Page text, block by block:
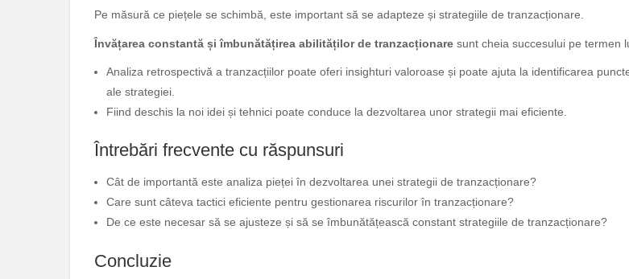
Pe măsură ce piețele se schimbă, este important să se adapteze și strategiile de tranzacționare.
Învățarea constantă și îmbunătățirea abilităților de tranzacționare sunt cheia succesului pe termen
Analiza retrospectivă a tranzacțiilor poate oferi insighturi valoroase și poate ajuta la identificarea
ale strategiei.
Fiind deschis la noi idei și tehnici poate conduce la dezvoltarea unor strategii mai eficiente.
Întrebări frecvente cu răspunsuri
Cât de importantă este analiza pieței în dezvoltarea unei strategii de tranzacționare?
Care sunt câteva tactici eficiente pentru gestionarea riscurilor în tranzacționare?
De ce este necesar să se ajusteze și să se îmbunătățească constant strategiile de tranzacționare?
Concluzie